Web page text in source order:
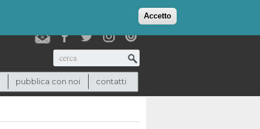
Accetto
(0)
Cerca
pubblica con noi contatti